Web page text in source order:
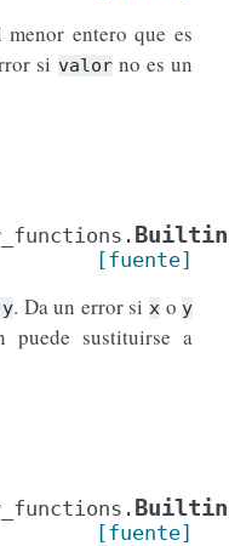
entero que es
si valorno es un
[fuente]
y. Da un error si xoy
puede sustituirse a
[fuente]